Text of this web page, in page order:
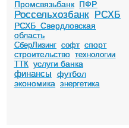
Промсвязьбанк ПФР
Россельхозбанк РСХБ
РСХБ_Свердловская
область
СберЛизинг софт спорт
строительство технологии
ТТК услуги банка
финансы
футбол
экономика
энергетика